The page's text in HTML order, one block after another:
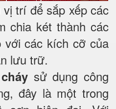
vị trí để sắp xếp các
chia két thành các
với các kích cỡ của
lưu trữ.
sử dụng công
đây là một trong